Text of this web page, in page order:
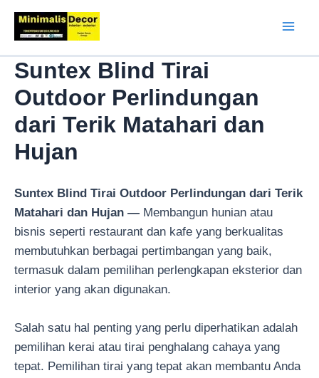
Lewati
Suntex Blind Tirai
Outdoor Perlindungan
dari Terik Matahari dan
Hujan
Suntex Blind Tirai Outdoor Perlindungan dari Terik
Matahari dan Hujan — Membangun hunian atau
bisnis seperti restaurant dan kafe yang berkualitas
membutuhkan berbagai pertimbangan yang baik,
termasuk dalam pemilihan perlengkapan eksterior dan
interior yang akan digunakan.
Salah satu hal penting yang perlu diperhatikan adalah
pemilihan kerai atau tirai penghalang cahaya yang
tepat. Pemilihan tirai yang tepat akan membantu Anda